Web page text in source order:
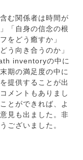
む関係者は時間が
「自身の信念の根
をどう癒すか」
う向き合うのか」
inventoryの中に
期の満足度の中に
提供することが出
メントもありまし
とができれば、よ
見も出ました。非
ございました。